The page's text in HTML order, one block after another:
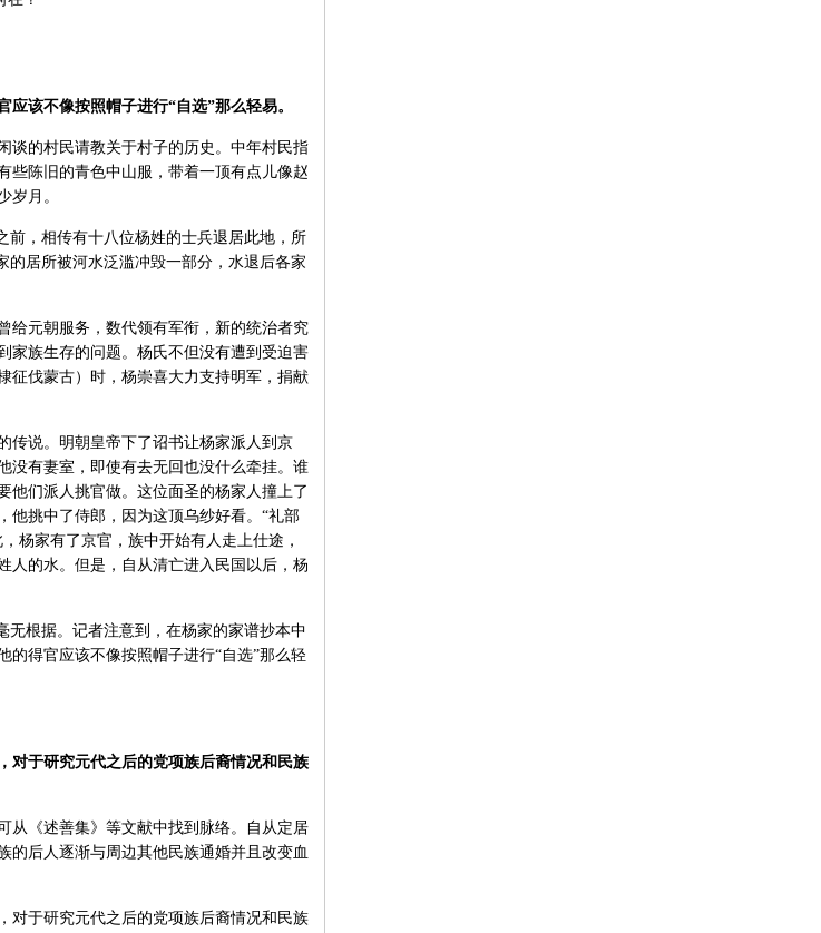
该不像按照帽子进行“自选”那么轻易。
的村民请教关于村子的历史。中年村民指
些陈旧的青色中山服，带着一顶有点儿像赵
岁月。
，相传有十八位杨姓的士兵退居此地，所
的居所被河水泛滥冲毁一部分，水退后各家
元朝服务，数代领有军衔，新的统治者究
家族生存的问题。杨氏不但没有遭到受迫害
征伐蒙古）时，杨崇喜大力支持明军，捐献
说。明朝皇帝下了诏书让杨家派人到京
没有妻室，即使有去无回也没什么牵挂。谁
他们派人挑官做。这位面圣的杨家人撞上了
他挑中了侍郎，因为这顶乌纱好看。“礼部
杨家有了京官，族中开始有人走上仕途，
人的水。但是，自从清亡进入民国以后，杨
根据。记者注意到，在杨家的家谱抄本中
得官应该不像按照帽子进行“自选”那么轻
于研究元代之后的党项族后裔情况和民族
《述善集》等文献中找到脉络。自从定居
的后人逐渐与周边其他民族通婚并且改变血
于研究元代之后的党项族后裔情况和民族